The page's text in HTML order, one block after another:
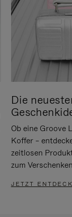
Die
Ob eine Groove
Koffer –
zeitlosen
zum
JETZT